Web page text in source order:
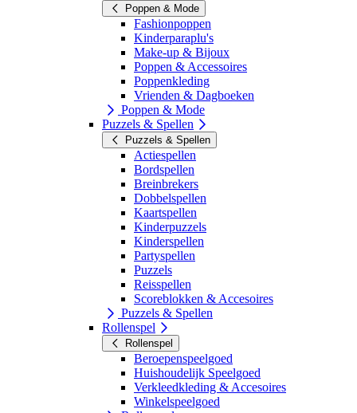
Poppen & Mode
Fashionpoppen
Kinderparaplu's
Make-up & Bijoux
Poppen & Accessoires
Poppenkleding
Vrienden & Dagboeken
Poppen & Mode
Puzzels & Spellen
Puzzels & Spellen
Actiespellen
Bordspellen
Breinbrekers
Dobbelspellen
Kaartspellen
Kinderpuzzels
Kinderspellen
Partyspellen
Puzzels
Reisspellen
Scoreblokken & Accesoires
Puzzels & Spellen
Rollenspel
Rollenspel
Beroepenspeelgoed
Huishoudelijk Speelgoed
Verkleedkleding & Accesoires
Winkelspeelgoed